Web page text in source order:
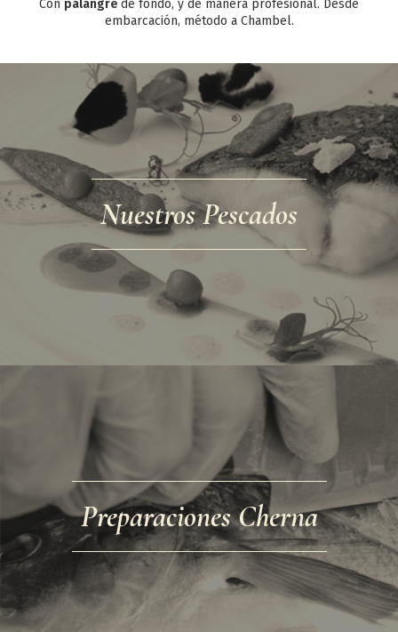
Con palangre de fondo, y de manera profesional. Desde
embarcación, método a Chambel.
Nuestros Pescados
Preparaciones Cherna